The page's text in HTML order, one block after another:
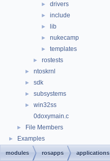
► drivers
► include
► lib
► nukecamp
► templates
► rostests
► ntoskrnl
► sdk
► subsystems
►
win32ss
0doxymain.c
► File Members
► Examples
modules rosapps applications